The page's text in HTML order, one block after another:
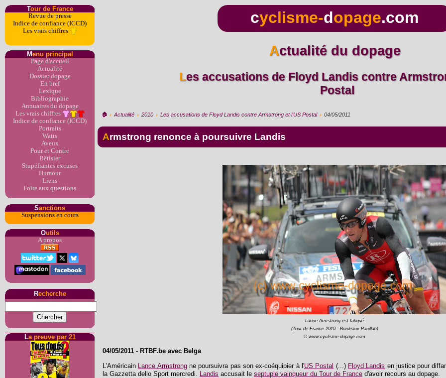
Tour de France
Revue de presse
Indice de confiance (ICCD)
Les vrais chiffres
Menu principal
Page d'accueil
Actualité
Dossier dopage
En bref
Lexique
Bibliographie
Annuaires du dopage
Les vrais chiffres
Indice de confiance (ICCD)
Portraits
Watts
Aveux
Pour et Contre
Bêtisier
Stupéfiantes excuses
Humour
Liens
Foire aux questions
Sanctions
Suspensions en cours
Outils
A propos
Recherche
La preuve par 21
cyclisme-dopage.com
Actualité du dopage
Les accusations de Floyd Landis contre Armstrong et l'US
Postal
🏠︎ › Actualité › 2010 › Les accusations de Floyd Landis contre Armstrong et l'US Postal › 04/05/2011
Armstrong renonce à poursuivre Landis
Lance Armstrong est fatigué
(Tour de France 2010 - Bordeaux-Pauillac)
© www.cyclisme-dopage.com
04/05/2011 - RTBF.be avec Belga
L'Américain Lance Armstrongne poursuivra pas son ex-coéquipier à l'US Postal (...) Floyd Landis en justice pour
la Gazzetta dello Sport mercredi. Landis accusait le septuple vainqueur du Tour de France d'avoir recours au dopage.